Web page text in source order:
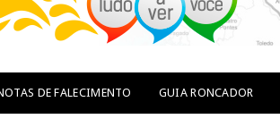
DE FALECIMENTO GUIA RONCADOR